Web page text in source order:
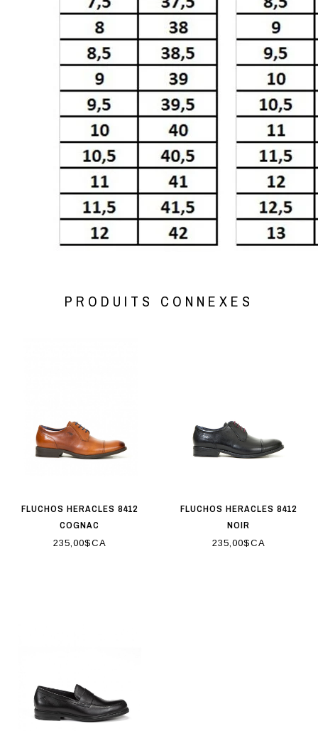
PRODUITS CONNEXES
FLUCHOS HERACLES 8412
COGNAC
235,00$CA
FLUCHOS HERACLES 8412
NOIR
235,00$CA